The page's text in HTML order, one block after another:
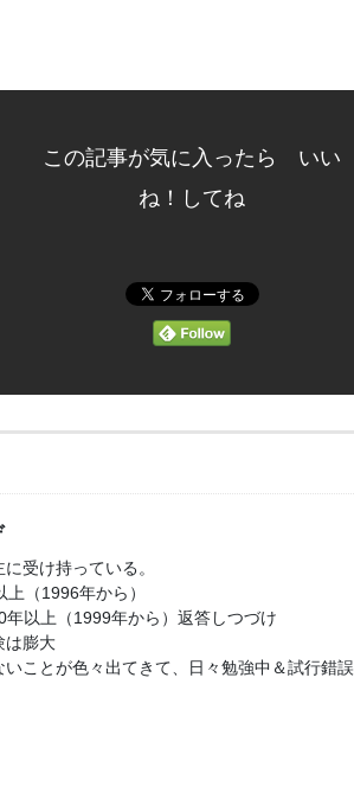
この記事が気に入ったら いい
ね！してね
受け持っている。
（1996年から）
以上（1999年から）返答しつづけ
は膨大
ことが色々出てきて、日々勉強中＆試行錯誤